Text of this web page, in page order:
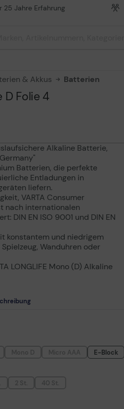
25 Jahre Erfahrung
& Akkus Batterien
D Folie 4
Alkaline Batterie,
Batterien, die perfekte
Entladungen in
liefern.
VARTA Consumer
nach internationalen
DIN EN ISO 9001 und DIN EN
konstantem und niedrigem
Wanduhren oder
LONGLIFE Mono (D) Alkaline
E-Block